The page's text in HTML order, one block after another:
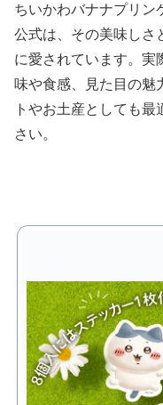
ちいかわバナナプリン
公式は、その美味しさ
に愛されています。実
味や食感、見た目の魅
トやお土産としても
さい。